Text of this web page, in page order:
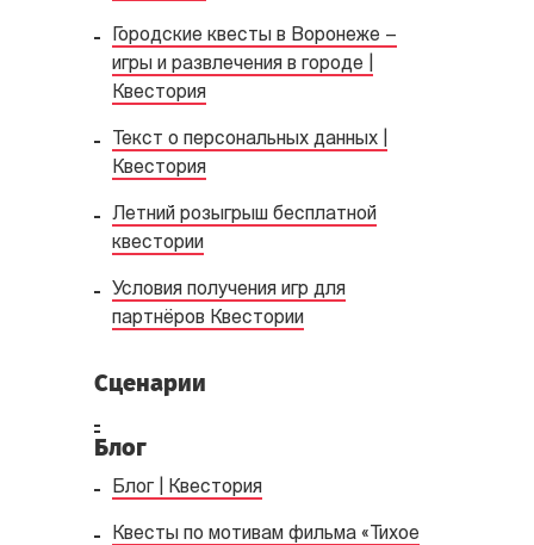
Городские квесты в Воронеже –
игры и развлечения в городе |
Квестория
Текст о персональных данных |
Квестория
Летний розыгрыш бесплатной
квестории
Условия получения игр для
партнёров Квестории
Сценарии
Блог
Блог | Квестория
Квесты по мотивам фильма «Тихое